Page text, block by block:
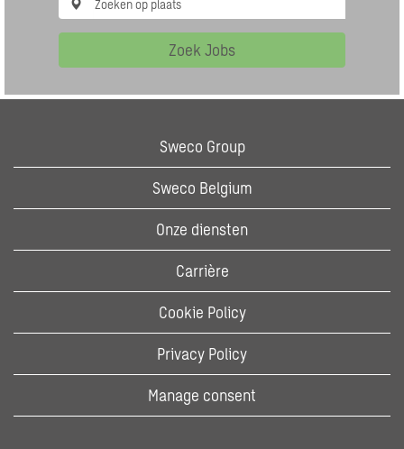
Zoek Jobs
Sweco Group
Sweco Belgium
Onze diensten
Carrière
Cookie Policy
Privacy Policy
Manage consent